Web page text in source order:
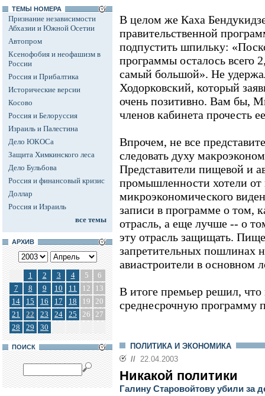
ТЕМЫ НОМЕРА
Признание независимости
Абхазии и Южной Осетии
Автопром
Ксенофобия и неофашизм в
России
Россия и Прибалтика
Исторические версии
Косово
Россия и Белоруссия
Израиль и Палестина
Дело ЮКОСа
Защита Химкинского леса
Дело Бульбова
Россия и финансовый кризис
Доллар
Россия и Израиль
все темы
АРХИВ
1 2 3 4 5
6
7
8 9 10 11 12
13
14
15 16 17 18 19 20
21
22 23 24 25 26 27
28
29 30
ПОИСК
В целом же Каха
правительственной
подпустить шпильку:
программы осталось всего
самый большой». Не
Ходорковский, который
очень позитивно. Вам бы,
членов кабинета прочесть
Впрочем, не все
следовать духу
Представители пищевой и
промышленности хотели от
микроэкономического
записи в программе о том,
отрасль, а еще лучше -- о
эту отрасль защищать.
запретительных пошлинах
авиастроители в основном
В итоге премьер решил,
среднесрочную программу
ПОЛИТИКА И ЭКОНОМИКА
// 22.04.2003
Никакой политики
Галину Старовойтову убили за